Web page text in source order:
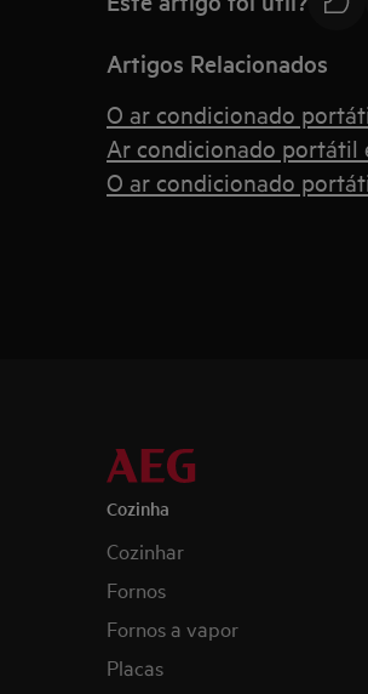
Artigos Relacionados
O ar condicionado
Ar condicionado portátil
O ar condicionado
Cozinha
Cozinhar
Fornos
Fornos a vapor
Placas